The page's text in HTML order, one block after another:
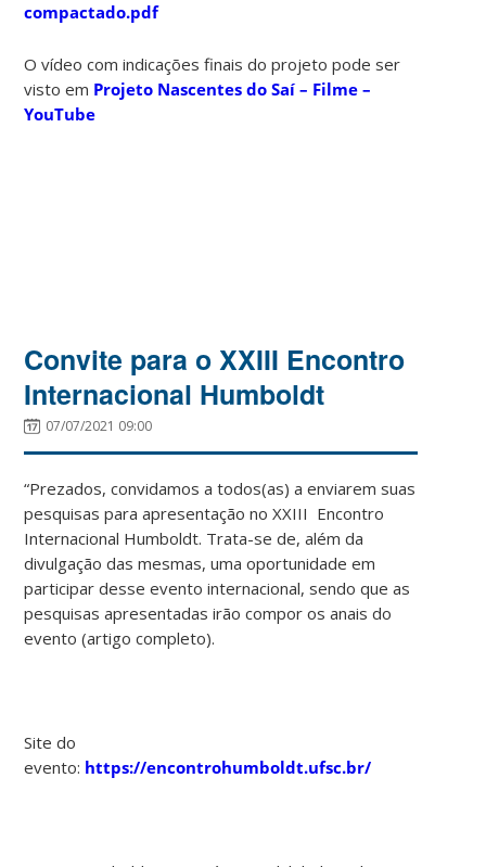
compactado.pdf
O vídeo com indicações finais do projeto pode ser
visto em Projeto Nascentes do Saí – Filme –
YouTube
Convite para o XXIII Encontro
Internacional Humboldt
07/07/2021 09:00
“Prezados, convidamos a todos(as) a enviarem suas
pesquisas para apresentação no XXIII Encontro
Internacional Humboldt. Trata-se de, além da
divulgação das mesmas, uma oportunidade em
participar desse evento internacional, sendo que as
pesquisas apresentadas irão compor os anais do
evento (artigo completo).
Site do
evento: https://encontrohumboldt.ufsc.br/